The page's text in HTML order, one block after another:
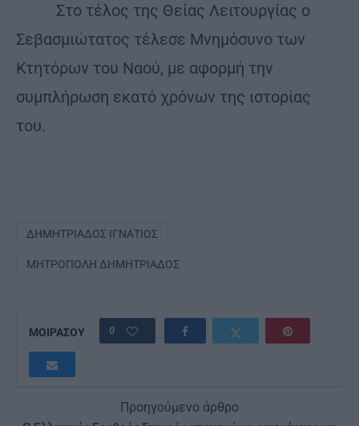
Στο τέλος της Θείας Λειτουργίας ο
Σεβασμιώτατος τέλεσε Μνημόσυνο των
Κτητόρων του Ναού, με αφορμή την
συμπλήρωση εκατό χρόνων της ιστορίας
του.
ΔΗΜΗΤΡΙΆΔΟΣ ΙΓΝΆΤΙΟΣ
ΜΗΤΡΌΠΟΛΗ ΔΗΜΗΤΡΙΆΔΟΣ
ΜΟΙΡΑΣΟΥ 0
Προηγούμενο άρθρο